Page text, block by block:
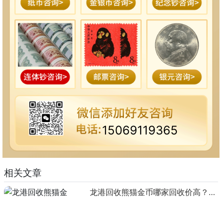
15069119365
相关文章
龙港回收熊猫金币哪家回收价高？本地榜单